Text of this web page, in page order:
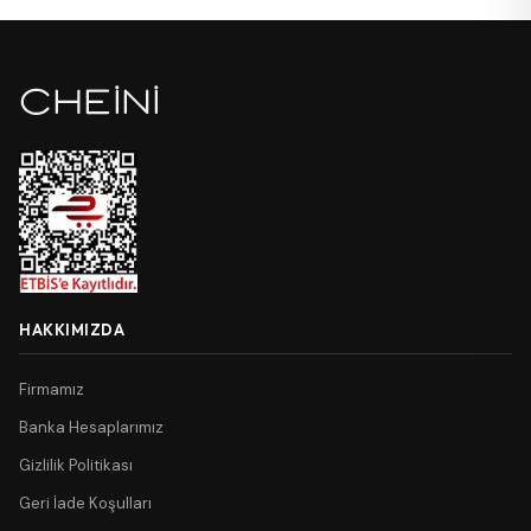
HAKKIMIZDA
Firmamız
Banka Hesaplarımız
Gizlilik Politikası
Geri İade Koşulları